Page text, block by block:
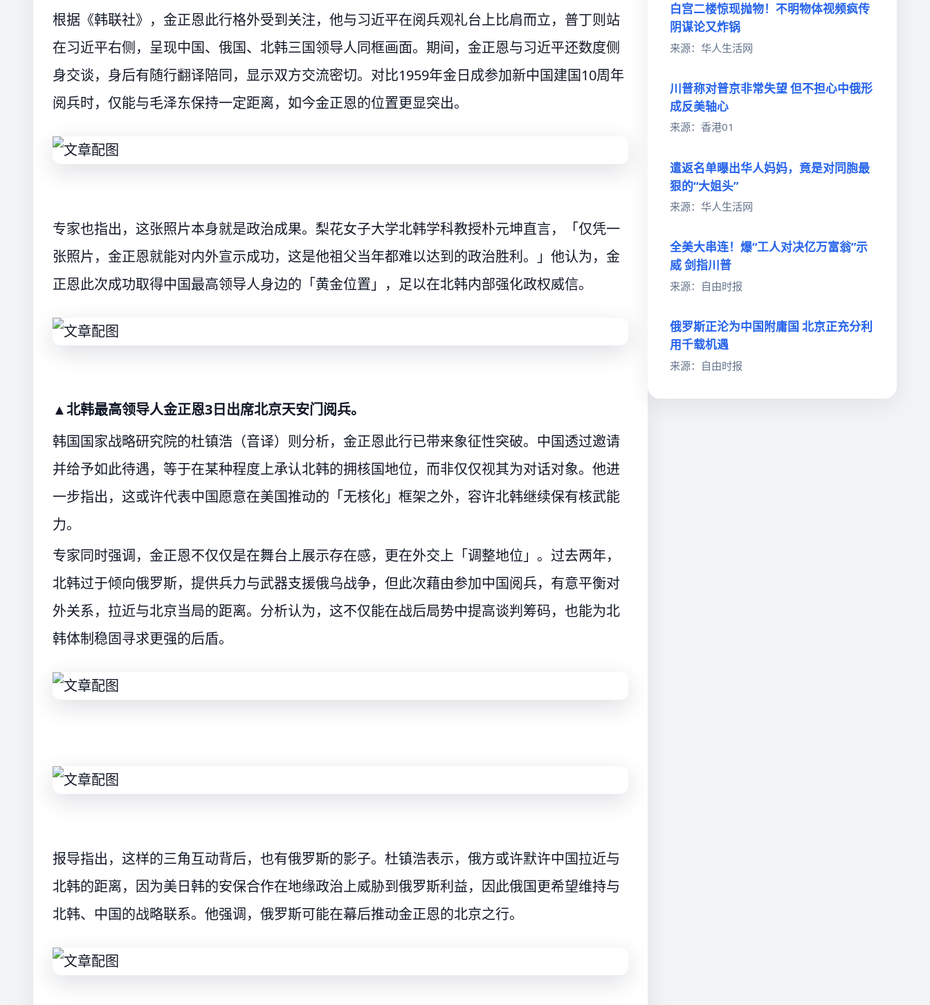
根据《韩联社》，金正恩此行格外受到关注，他与习近平在阅兵观礼台上比肩而立，普丁则站
在习近平右侧，呈现中国、俄国、北韩三国领导人同框画面。期间，金正恩与习近平还数度侧
身交谈，身后有随行翻译陪同，显示双方交流密切。对比1959年金日成参加新中国建国10周年
阅兵时，仅能与毛泽东保持一定距离，如今金正恩的位置更显突出。
专家也指出，这张照片本身就是政治成果。梨花女子大学北韩学科教授朴元坤直言，「仅凭一
张照片，金正恩就能对内外宣示成功，这是他祖父当年都难以达到的政治胜利。」他认为，金
正恩此次成功取得中国最高领导人身边的「黄金位置」，足以在北韩内部强化政权威信。
▲北韩最高领导人金正恩3日出席北京天安门阅兵。
韩国国家战略研究院的杜镇浩（音译）则分析，金正恩此行已带来象征性突破。中国透过邀请
并给予如此待遇，等于在某种程度上承认北韩的拥核国地位，而非仅仅视其为对话对象。他进
一步指出，这或许代表中国愿意在美国推动的「无核化」框架之外，容许北韩继续保有核武能
力。
专家同时强调，金正恩不仅仅是在舞台上展示存在感，更在外交上「调整地位」。过去两年，
北韩过于倾向俄罗斯，提供兵力与武器支援俄乌战争，但此次藉由参加中国阅兵，有意平衡对
外关系，拉近与北京当局的距离。分析认为，这不仅能在战后局势中提高谈判筹码，也能为北
韩体制稳固寻求更强的后盾。
报导指出，这样的三角互动背后，也有俄罗斯的影子。杜镇浩表示，俄方或许默许中国拉近与
北韩的距离，因为美日韩的安保合作在地缘政治上威胁到俄罗斯利益，因此俄国更希望维持与
北韩、中国的战略联系。他强调，俄罗斯可能在幕后推动金正恩的北京之行。
白宫二楼惊现抛物！不明物体视频疯传
阴谋论又炸锅
来源：华人生活网
川普称对普京非常失望 但不担心中俄形
成反美轴心
来源：香港01
遣返名单曝出华人妈妈，竟是对同胞最
狠的“大姐头”
来源：华人生活网
全美大串连！爆“工人对决亿万富翁”示
威 剑指川普
来源：自由时报
俄罗斯正沦为中国附庸国 北京正充分利
用千载机遇
来源：自由时报